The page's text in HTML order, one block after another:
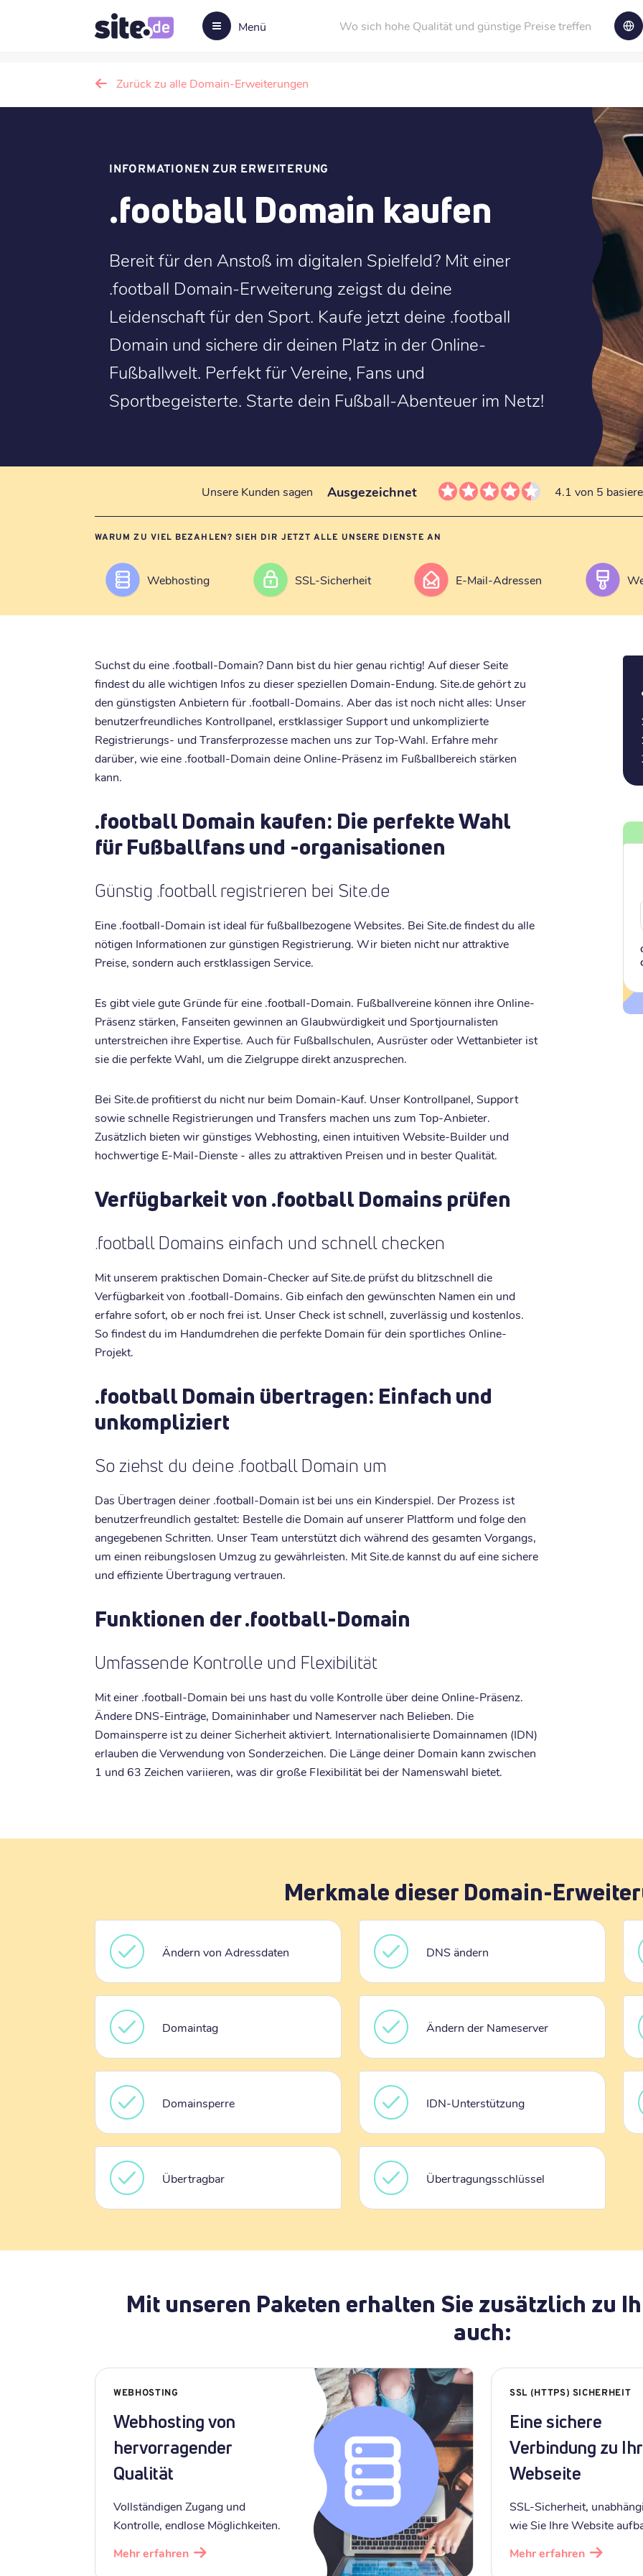
Menü Wo sich hohe Qualität und günstige Preise treffen
Zurück zu alle Domain-Erweiterungen
INFORMATIONEN ZUR ERWEITERUNG
.football Domain kaufen
Bereit für den Anstoß im digitalen Spielfeld? Mit einer
.football Domain-Erweiterung zeigst du deine
Leidenschaft für den Sport. Kaufe jetzt deine .football
Domain und sichere dir deinen Platz in der Online-
Fußballwelt. Perfekt für Vereine, Fans und
Sportbegeisterte. Starte dein Fußball-Abenteuer im Netz!
Unsere Kunden sagen Ausgezeichnet 4.1 von 5
WARUM ZU VIEL BEZAHLEN? SIEH DIR JETZT ALLE UNSERE DIENSTE AN
Webhosting SSL-Sicherheit E-Mail-Adressen
Suchst du eine .football-Domain? Dann bist du hier genau richtig! Auf dieser Seite
findest du alle wichtigen Infos zu dieser speziellen Domain-Endung. Site.de gehört zu
den günstigsten Anbietern für .football-Domains. Aber das ist noch nicht alles: Unser
benutzerfreundliches Kontrollpanel, erstklassiger Support und unkomplizierte
Registrierungs- und Transferprozesse machen uns zur Top-Wahl. Erfahre mehr
darüber, wie eine .football-Domain deine Online-Präsenz im Fußballbereich stärken
kann.
.football Domain kaufen: Die perfekte Wahl
für Fußballfans und -organisationen
Günstig .football registrieren bei Site.de
Eine .football-Domain ist ideal für fußballbezogene Websites. Bei Site.de findest du alle
nötigen Informationen zur günstigen Registrierung. Wir bieten nicht nur attraktive
Preise, sondern auch erstklassigen Service.
Es gibt viele gute Gründe für eine .football-Domain. Fußballvereine können ihre Online-
Präsenz stärken, Fanseiten gewinnen an Glaubwürdigkeit und Sportjournalisten
unterstreichen ihre Expertise. Auch für Fußballschulen, Ausrüster oder Wettanbieter ist
sie die perfekte Wahl, um die Zielgruppe direkt anzusprechen.
Bei Site.de profitierst du nicht nur beim Domain-Kauf. Unser Kontrollpanel, Support
sowie schnelle Registrierungen und Transfers machen uns zum Top-Anbieter.
Zusätzlich bieten wir günstiges Webhosting, einen intuitiven Website-Builder und
hochwertige E-Mail-Dienste - alles zu attraktiven Preisen und in bester Qualität.
Verfügbarkeit von .football Domains prüfen
.football Domains einfach und schnell checken
Mit unserem praktischen Domain-Checker auf Site.de prüfst du blitzschnell die
Verfügbarkeit von .football-Domains. Gib einfach den gewünschten Namen ein und
erfahre sofort, ob er noch frei ist. Unser Check ist schnell, zuverlässig und kostenlos.
So findest du im Handumdrehen die perfekte Domain für dein sportliches Online-
Projekt.
.football Domain übertragen: Einfach und
unkompliziert
So ziehst du deine .football Domain um
Das Übertragen deiner .football-Domain ist bei uns ein Kinderspiel. Der Prozess ist
benutzerfreundlich gestaltet: Bestelle die Domain auf unserer Plattform und folge den
angegebenen Schritten. Unser Team unterstützt dich während des gesamten Vorgangs,
um einen reibungslosen Umzug zu gewährleisten. Mit Site.de kannst du auf eine sichere
und effiziente Übertragung vertrauen.
Funktionen der .football-Domain
Umfassende Kontrolle und Flexibilität
Mit einer .football-Domain bei uns hast du volle Kontrolle über deine Online-Präsenz.
Ändere DNS-Einträge, Domaininhaber und Nameserver nach Belieben. Die
Domainsperre ist zu deiner Sicherheit aktiviert. Internationalisierte Domainnamen (IDN)
erlauben die Verwendung von Sonderzeichen. Die Länge deiner Domain kann zwischen
1 und 63 Zeichen variieren, was dir große Flexibilität bei der Namenswahl bietet.
Merkmale dieser Domain-
Ändern von Adressdaten DNS ändern
Domaintag Ändern der Nameserver
Domainsperre IDN-Unterstützung
Übertragbar Übertragungsschlüssel
Mit unseren Paketen erhalten Sie zusätzlich zu
auch:
WEBHOSTING
Webhosting von
hervorragender
Qualität
Vollständigen Zugang und
Kontrolle, endlose Möglichkeiten.
Mehr erfahren
SSL (HTTPS) SICHERHEIT
Eine sichere
Verbindung zu
Webseite
SSL-Sicherheit,
wie Sie Ihre Website
Mehr erfahren